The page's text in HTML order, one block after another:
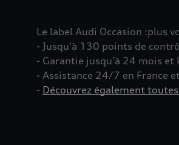
Le label Audi Occasion :plus
- Jusqu'à 130 points de
- Garantie jusqu’à 24 mois
- Assistance 24/7 en France et
- Découvrez également